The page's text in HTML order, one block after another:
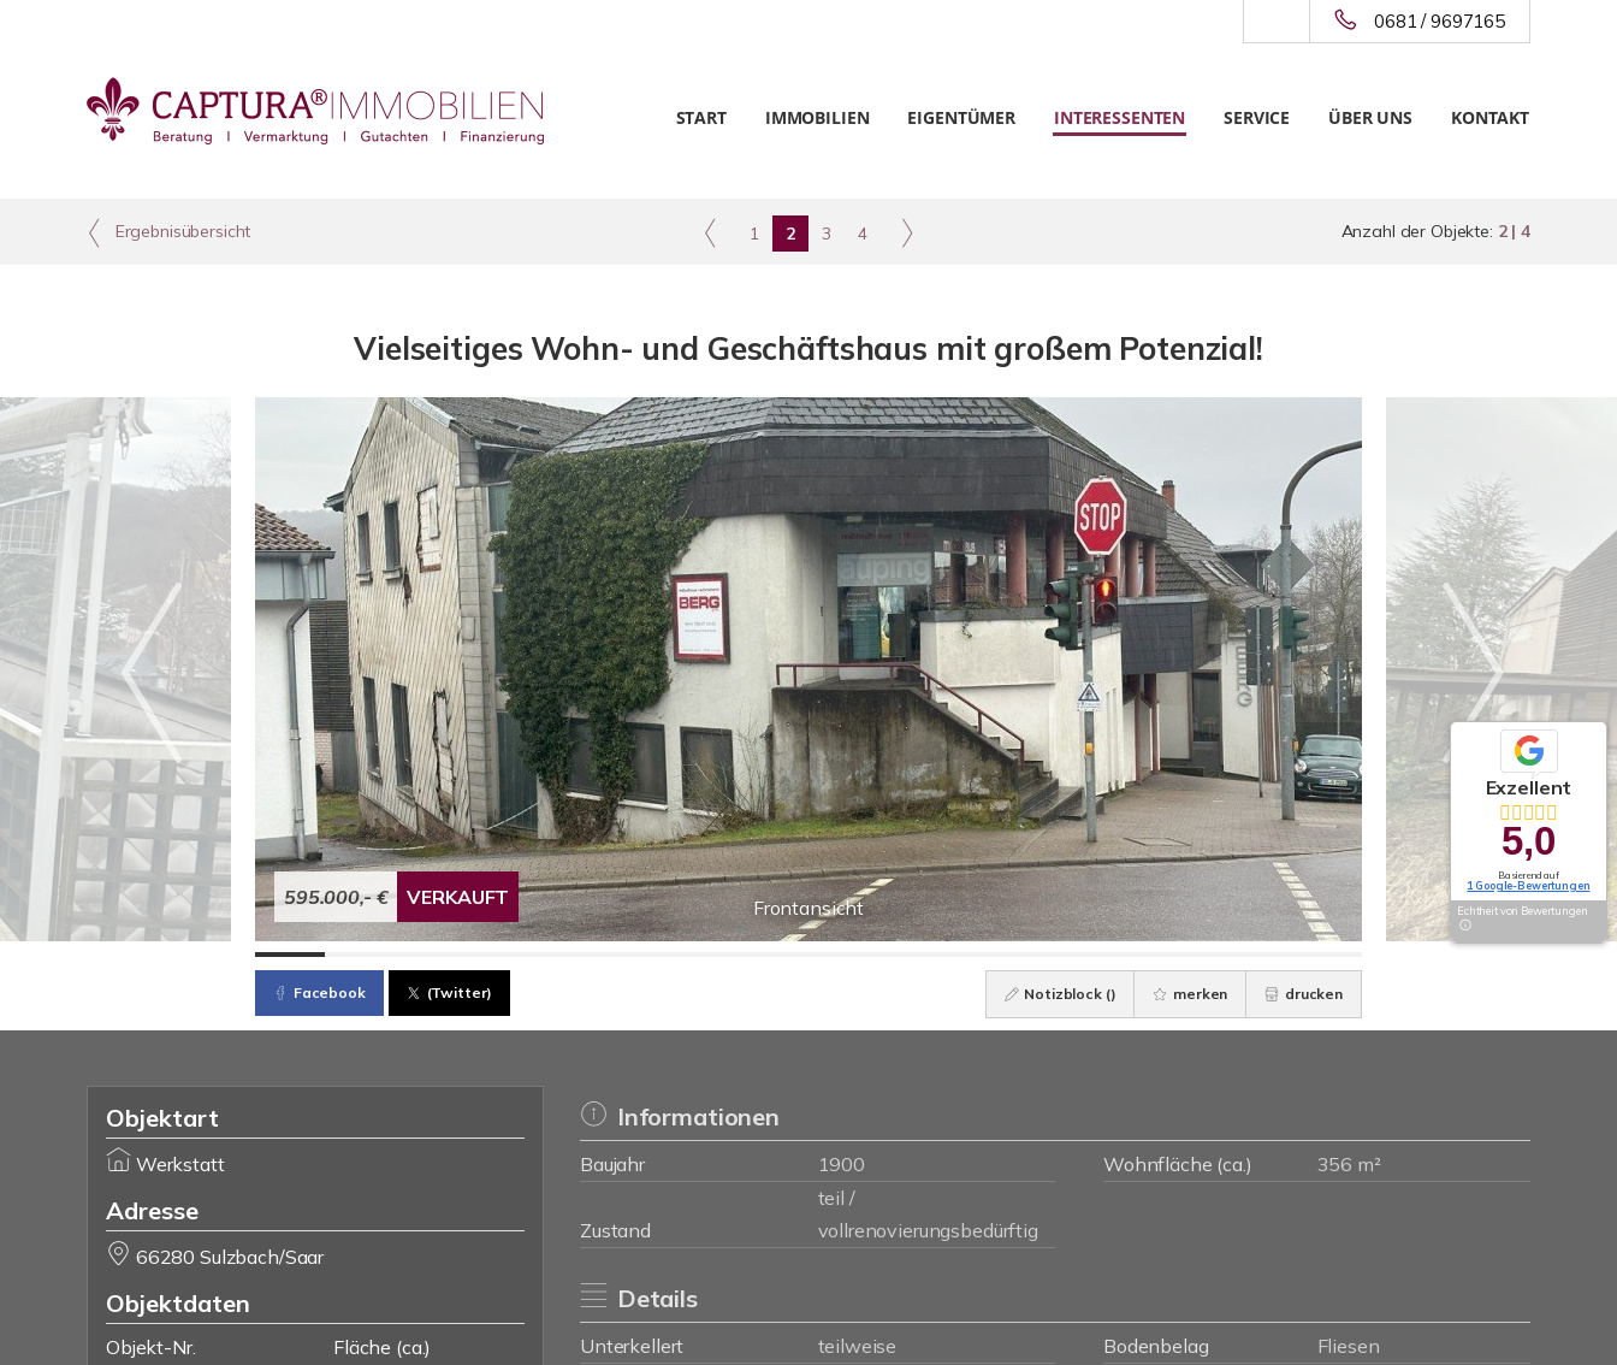
0681 / 9697165
START IMMOBILIEN EIGENTÜMER INTERESSENTEN SERVICE ÜBER UNS KONTAKT
Ergebnisübersicht 1 2 3 4 Anzahl der Objekte: 2 | 4
Vielseitiges Wohn- und Geschäftshaus mit großem Potenzial!
Frontansicht
595.000,- € VERKAUFT
Facebook (Twitter) Notizblock () merken drucken
Objektart
Werkstatt
Adresse
66280 Sulzbach/Saar
Objektdaten
Objekt-Nr.
Fläche (ca.)
Informationen
Baujahr 1900 Wohnfläche (ca.) 356 m²
Zustand
teil /
vollrenovierungsbedürftig
Details
Unterkellert teilweise Bodenbelag
Fliesen
Exzellent
5,0
Basierend auf
1 Google-Bewertungen
Echtheit von Bewertungen